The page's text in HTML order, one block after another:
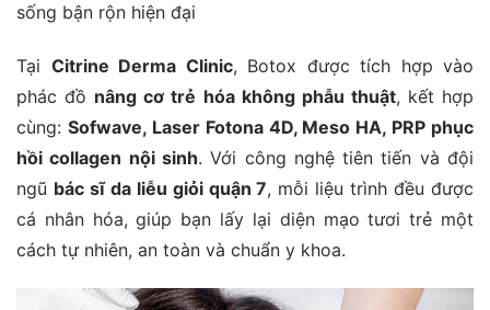
sống bận rộn hiện đại
Tại Citrine Derma Clinic, Botox được tích hợp vào
phác đồ nâng cơ trẻ hóa không phẫu thuật, kết hợp
cùng: Sofwave, Laser Fotona 4D, Meso HA, PRP phục
hồi collagen nội sinh. Với công nghệ tiên tiến và đội
ngũ bác sĩ da liễu giỏi quận 7, mỗi liệu trình đều được
cá nhân hóa, giúp bạn lấy lại diện mạo tươi trẻ một
cách tự nhiên, an toàn và chuẩn y khoa.